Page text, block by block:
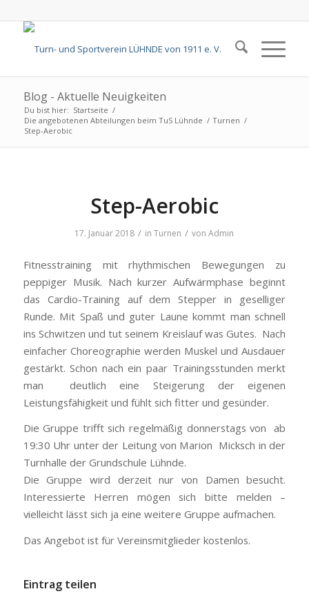
Blog - Aktuelle Neuigkeiten
Du bist hier: Startseite /
Die angebotenen Abteilungen beim TuS Lühnde / Turnen /
Step-Aerobic
Step-Aerobic
17. Januar 2018 / inTurnen / vonAdmin
Fitnesstraining mit rhythmischen Bewegungen zu
peppiger Musik. Nach kurzer Aufwärmphase beginnt
das Cardio-Training auf dem Stepper in geselliger
Runde. Mit Spaß und guter Laune kommt man schnell
ins Schwitzen und tut seinem Kreislauf was Gutes. Nach
einfacher Choreographie werden Muskel und Ausdauer
gestärkt. Schon nach ein paar Trainingsstunden merkt
man deutlich eine Steigerung der eigenen
Leistungsfähigkeit und fühlt sich fitter und gesünder.
Die Gruppe trifft sich regelmäßig donnerstags von ab
19:30 Uhr unter der Leitung von Marion Micksch in der
Turnhalle der Grundschule Lühnde.
Die Gruppe wird derzeit nur von Damen besucht.
Interessierte Herren mögen sich bitte melden –
vielleicht lässt sich ja eine weitere Gruppe aufmachen.
Das Angebot ist für Vereinsmitglieder kostenlos.
Eintrag teilen